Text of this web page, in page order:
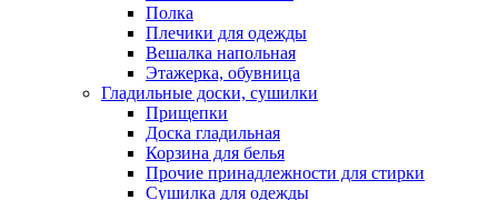
Полка
Плечики для одежды
Вешалка напольная
Этажерка, обувница
Гладильные доски, сушилки
Прищепки
Доска гладильная
Корзина для белья
Прочие принадлежности для стирки
Сушилка для одежды